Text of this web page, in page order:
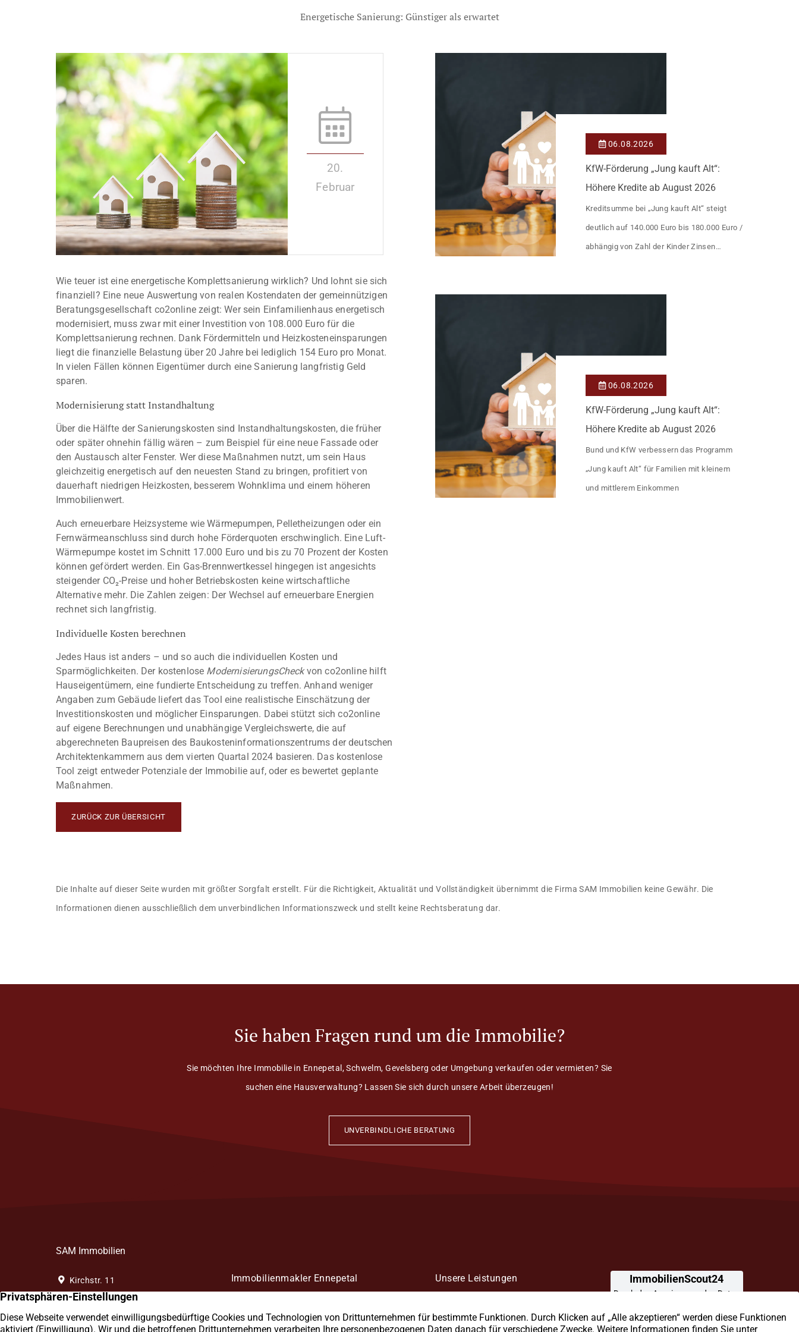
Energetische Sanierung: Günstiger als erwartet
20.
Februar
Wie teuer ist eine energetische Komplettsanierung wirklich? Und lohnt sie sich
finanziell? Eine neue Auswertung von realen Kostendaten der gemeinnützigen
Beratungsgesellschaft co2online zeigt: Wer sein Einfamilienhaus energetisch
modernisiert, muss zwar mit einer Investition von 108.000 Euro für die
Komplettsanierung rechnen. Dank Fördermitteln und Heizkosteneinsparungen
liegt die finanzielle Belastung über 20 Jahre bei lediglich 154 Euro pro Monat.
In vielen Fällen können Eigentümer durch eine Sanierung langfristig Geld
sparen.
Modernisierung statt Instandhaltung
Über die Hälfte der Sanierungskosten sind Instandhaltungskosten, die früher
oder später ohnehin fällig wären – zum Beispiel für eine neue Fassade oder
den Austausch alter Fenster. Wer diese Maßnahmen nutzt, um sein Haus
gleichzeitig energetisch auf den neuesten Stand zu bringen, profitiert von
dauerhaft niedrigen Heizkosten, besserem Wohnklima und einem höheren
Immobilienwert.
Auch erneuerbare Heizsysteme wie Wärmepumpen, Pelletheizungen oder ein
Fernwärmeanschluss sind durch hohe Förderquoten erschwinglich. Eine Luft-
Wärmepumpe kostet im Schnitt 17.000 Euro und bis zu 70 Prozent der Kosten
können gefördert werden. Ein Gas-Brennwertkessel hingegen ist angesichts
steigender CO₂-Preise und hoher Betriebskosten keine wirtschaftliche
Alternative mehr. Die Zahlen zeigen: Der Wechsel auf erneuerbare Energien
rechnet sich langfristig.
Individuelle Kosten berechnen
Jedes Haus ist anders – und so auch die individuellen Kosten und
Sparmöglichkeiten. Der kostenlose ModernisierungsCheckvon co2online hilft
Hauseigentümern, eine fundierte Entscheidung zu treffen. Anhand weniger
Angaben zum Gebäude liefert das Tool eine realistische Einschätzung der
Investitionskosten und möglicher Einsparungen. Dabei stützt sich co2online
auf eigene Berechnungen und unabhängige Vergleichswerte, die auf
abgerechneten Baupreisen des Baukosteninformationszentrums der deutschen
Architektenkammern aus dem vierten Quartal 2024 basieren. Das kostenlose
Tool zeigt entweder Potenziale der Immobilie auf, oder es bewertet geplante
Maßnahmen.
ZURÜCK ZUR ÜBERSICHT
06.08.2026
KfW-Förderung „Jung kauft Alt“:
Höhere Kredite ab August 2026
Kreditsumme bei „Jung kauft Alt“ steigt
deutlich auf 140.000 Euro bis 180.000 Euro /
abhängig von Zahl der Kinder Zinsen
Einzelmaßnahmen […]
06.08.2026
KfW-Förderung „Jung kauft Alt“:
Höhere Kredite ab August 2026
Bund und KfW verbessern das Programm
„Jung kauft Alt“ für Familien mit kleinem
und mittlerem Einkommen
Die Inhalte auf dieser Seite wurden mit größter Sorgfalt erstellt. Für die Richtigkeit, Aktualität und Vollständigkeit übernimmt die Firma SAM Immobilien keine Gewähr. Die
Informationen dienen ausschließlich dem unverbindlichen Informationszweck und stellt keine Rechtsberatung dar.
Sie haben Fragen rund um die Immobilie?
Sie möchten Ihre Immobilie in Ennepetal, Schwelm, Gevelsberg oder Umgebung verkaufen oder vermieten? Sie
suchen eine Hausverwaltung? Lassen Sie sich durch unsere Arbeit überzeugen!
UNVERBINDLICHE BERATUNG
SAM Immobilien
Kirchstr. 11
58256 Ennepetal
0 23 33 / 40 39 48 8
Immobilienmakler Ennepetal
Ennepetal oder Umgebung? Überzeugen
Unsere Leistungen
Mietverwaltung & Baubegleitung für Ihre